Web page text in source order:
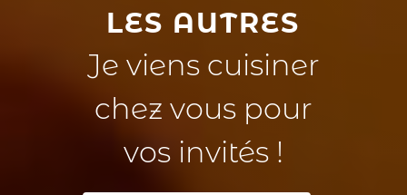
LES AUTRES
Je viens cuisiner
chez vous pour
vos invités !